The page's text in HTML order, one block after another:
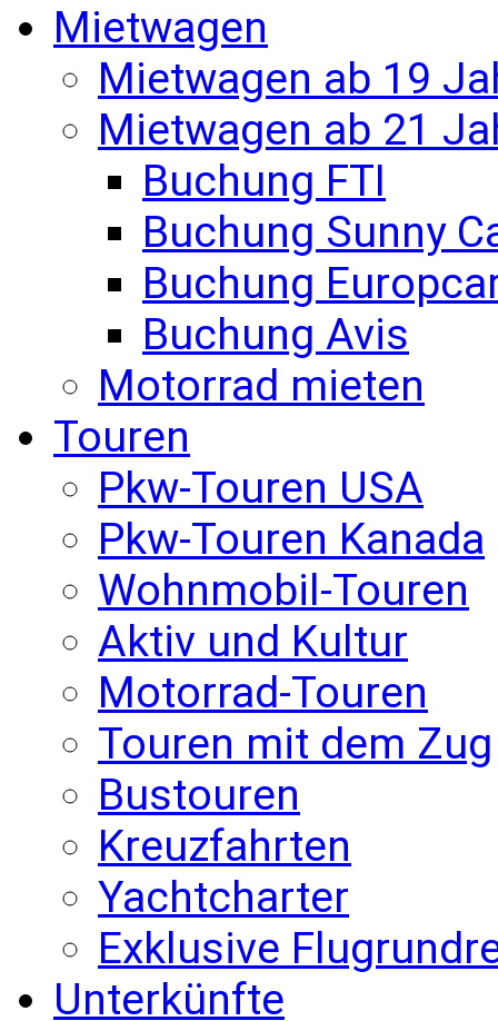
Mietwagen
Mietwagen ab 19
Mietwagen ab 21
Buchung FTI
Buchung Sunny
Buchung
Buchung Avis
Motorrad mieten
Touren
Pkw-Touren USA
Pkw-Touren Kanada
Wohnmobil-Touren
Aktiv und Kultur
Motorrad-Touren
Touren mit dem Zug
Bustouren
Kreuzfahrten
Yachtcharter
Exklusive
Unterkünfte